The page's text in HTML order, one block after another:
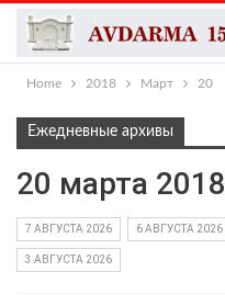
Home 2018 Март 20
Ежедневные архивы
20 марта 2018
7 АВГУСТА 2026 6 АВГУСТА 2026
3 АВГУСТА 2026